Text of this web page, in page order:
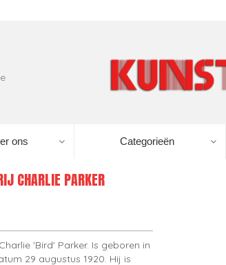
ons Categorieën
CHARLIE PARKER
'Bird' Parker. Is geboren in
29 augustus 1920. Hij is